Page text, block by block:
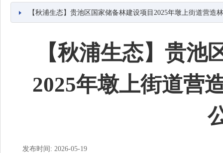
【秋浦生态】贵池区国家储备林建设项目2025年墩上街道营造
【秋浦生态】贵池
2025年墩上街道营
发布时间: 2026-05-19